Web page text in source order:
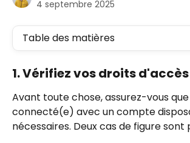
4 septembre 2025
Table des matières
1. Vérifiez vos droits d'accès
Avant toute chose, assurez-vous
connecté(e) avec un compte
nécessaires. Deux cas de figure sont